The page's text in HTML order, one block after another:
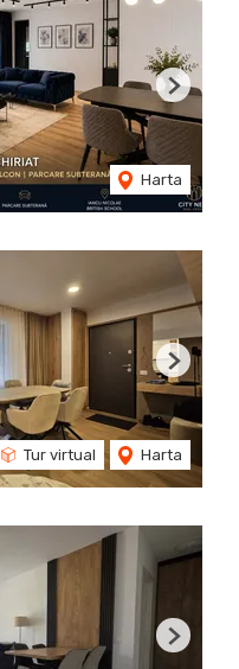
Harta
Next
Tur virtual Harta
Next
Next